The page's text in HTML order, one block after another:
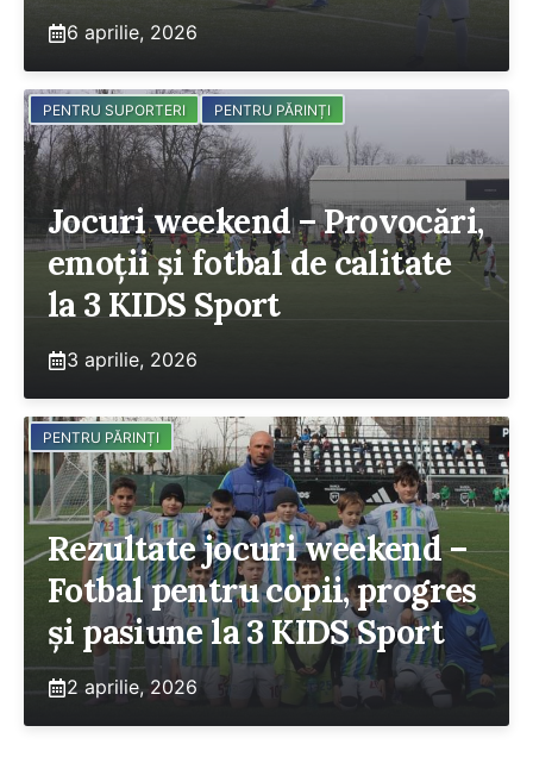
6 aprilie, 2026
PENTRU SUPORTERI PENTRU PĂRINȚI
Jocuri weekend – Provocări,
emoții și fotbal de calitate
la 3 KIDS Sport
3 aprilie, 2026
PENTRU PĂRINȚI
Rezultate jocuri weekend –
Fotbal pentru copii, progres
și pasiune la 3 KIDS Sport
2 aprilie, 2026